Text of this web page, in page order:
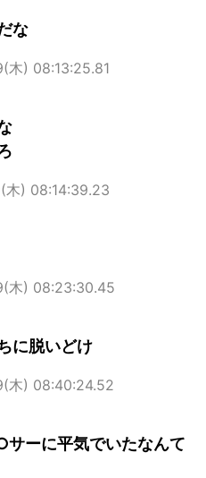
な
) 08:13:25.81
) 08:14:39.23
木) 08:23:30.45
に脱いどけ
木) 08:40:24.52
ーに平気でいたなんて